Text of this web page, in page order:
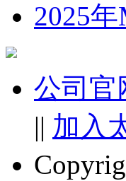
2025
公司官
|| 加入